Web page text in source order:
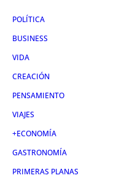
POLÍTICA
BUSINESS
VIDA
CREACIÓN
PENSAMIENTO
VIAJES
+ECONOMÍA
GASTRONOMÍA
PRIMERAS PLANAS